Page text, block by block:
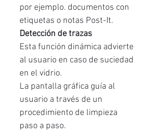
por ejemplo. documentos con
etiquetas o notas Post-It.
Detección de trazas
Esta función dinámica advierte
al usuario en caso de suciedad
en el vidrio.
La pantalla gráfica guía al
usuario a través de un
procedimiento de limpieza
paso a paso.